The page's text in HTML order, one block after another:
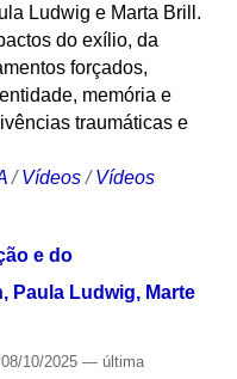
Ludwig e Marta Brill.
do exílio, da
forçados,
memória e
traumáticas e
/Vídeos /Vídeos
e do
Paula Ludwig, Marte
10/2025 — última